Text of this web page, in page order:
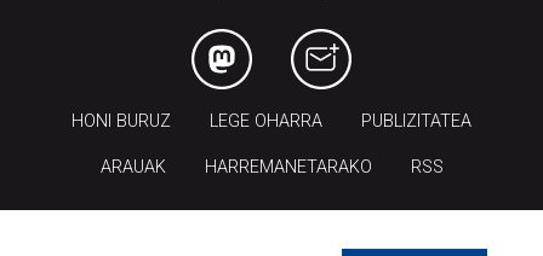
HONI BURUZ LEGE OHARRA PUBLIZITATEA
ARAUAK HARREMANETARAKO RSS